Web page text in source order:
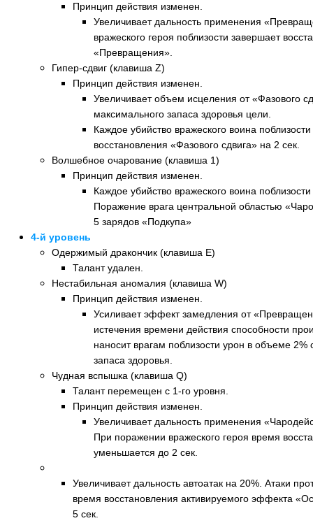
Принцип действия изменен.
Увеличивает дальность применения
вражеского героя поблизости завершает
«Превращения».
Гипер-сдвиг (клавиша Z)
Принцип действия изменен.
Увеличивает объем исцеления от «Фазового
максимального запаса здоровья цели.
Каждое убийство вражеского воина
восстановления «Фазового сдвига» на 2 сек.
Волшебное очарование (клавиша 1)
Принцип действия изменен.
Каждое убийство вражеского воина
Поражение врага центральной областью
5 зарядов «Подкупа»
4-й уровень
Одержимый дракончик (клавиша E)
Талант удален.
Нестабильная аномалия (клавиша W)
Принцип действия изменен.
Усиливает эффект замедления от
истечения времени действия способности
наносит врагам поблизости урон в объеме 2%
запаса здоровья.
Чудная вспышка (клавиша Q)
Талант перемещен с 1-го уровня.
Принцип действия изменен.
Увеличивает дальность применения
При поражении вражеского героя время
уменьшается до 2 сек.
Увеличивает дальность автоатак на 20%. Атаки
время восстановления активируемого эффекта
5 сек.